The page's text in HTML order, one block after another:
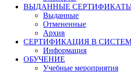
ВЫДАННЫЕ
Выданные
Отмененные
Архив
СЕРТИФИКАЦИЯ В
Информация
ОБУЧЕНИЕ
Учебные мероприятия